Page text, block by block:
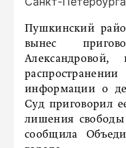
Пушкинский
вынес
информации о
Суд приговорил
лишения
сообщила